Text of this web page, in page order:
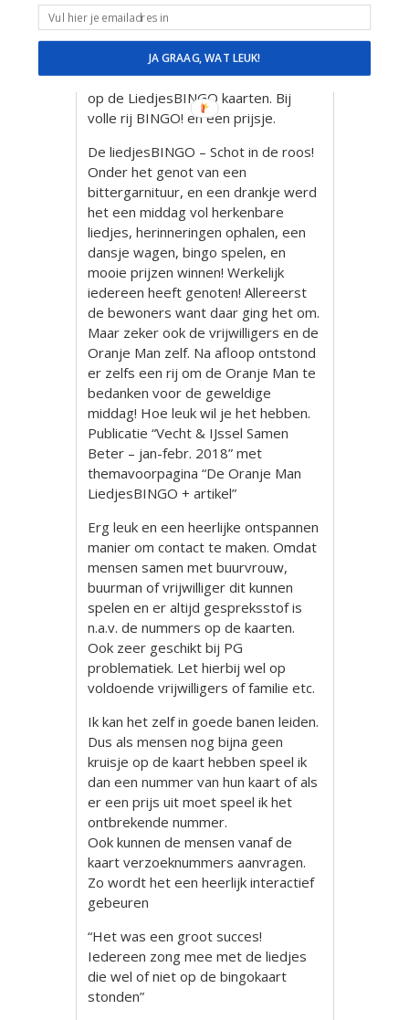
veel Nederlandstalige nummers en
een paar Engelstalige klassiekers.
Wilhelmus De Oranje Man speelt de
liedjes en de mensen strepen ze af
op de LiedjesBINGO kaarten. Bij
volle rij BINGO! en een prijsje.
De liedjesBINGO – Schot in de roos!
Onder het genot van een
bittergarnituur, en een drankje werd
het een middag vol herkenbare
liedjes, herinneringen ophalen, een
dansje wagen, bingo spelen, en
mooie prijzen winnen! Werkelijk
iedereen heeft genoten! Allereerst
de bewoners want daar ging het om.
Maar zeker ook de vrijwilligers en de
Oranje Man zelf. Na afloop ontstond
er zelfs een rij om de Oranje Man te
bedanken voor de geweldige
middag! Hoe leuk wil je het hebben.
Publicatie “Vecht & IJssel Samen
Beter – jan-febr. 2018” met
themavoorpagina “De Oranje Man
LiedjesBINGO + artikel”
Erg leuk en een heerlijke ontspannen
manier om contact te maken. Omdat
mensen samen met buurvrouw,
buurman of vrijwilliger dit kunnen
spelen en er altijd gespreksstof is
n.a.v. de nummers op de kaarten.
Ook zeer geschikt bij PG
problematiek. Let hierbij wel op
voldoende vrijwilligers of familie etc.
Ik kan het zelf in goede banen leiden.
Dus als mensen nog bijna geen
kruisje op de kaart hebben speel ik
dan een nummer van hun kaart of als
er een prijs uit moet speel ik het
ontbrekende nummer.
Ook kunnen de mensen vanaf de
kaart verzoeknummers aanvragen.
Zo wordt het een heerlijk interactief
gebeuren
“Het was een groot succes!
Iedereen zong mee met de liedjes
die wel of niet op de bingokaart
stonden”
JA GRAAG, WAT LEUK!